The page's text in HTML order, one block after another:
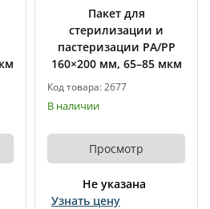
Пакет для
стерилизации и
пастеризации PA/PP
160×200 мм, 65–85 мкм
Код товара: 2677
В наличии
Просмотр
Не указана
Узнать цену